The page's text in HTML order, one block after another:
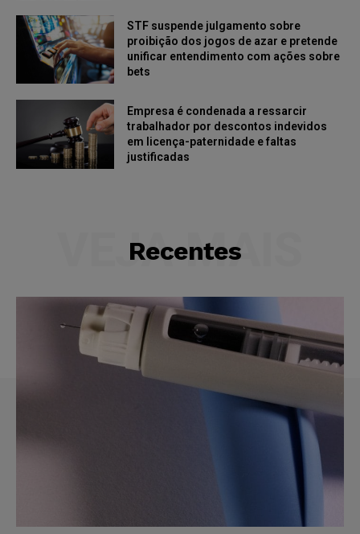
STF suspende julgamento sobre
proibição dos jogos de azar e pretende
unificar entendimento com ações sobre
bets
Empresa é condenada a ressarcir
trabalhador por descontos indevidos
em licença-paternidade e faltas
justificadas
Recentes
VEJA MAIS